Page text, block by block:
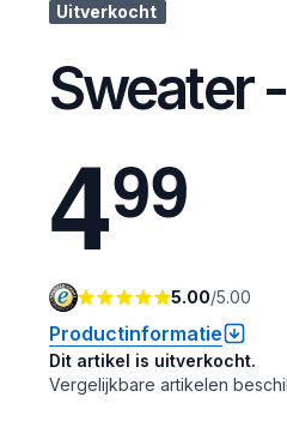
Uitverkocht
Sweater
499
5.00/5.00
Productinformatie
Dit artikel is uitverkocht.
Vergelijkbare artikelen